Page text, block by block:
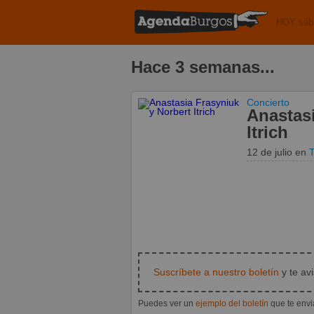
HOY
Hace 3 semanas...
Concierto
Itrich
12 de julio en
Suscríbete a nuestro boletín y te
Puedes ver un ejemplo del boletín que te